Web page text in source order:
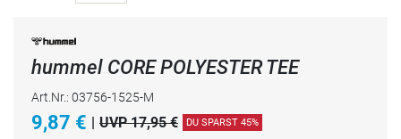
hummel CORE POLYESTER TEE
Art.Nr.: 03756-1525-M
9,87 € | UVP 17,95 € DU SPARST 45%